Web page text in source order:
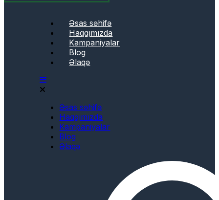
Əsas səhifə
Haqqımızda
Kampaniyalar
Blog
Əlaqə
Əsas səhifə
Haqqımızda
Kampaniyalar
Blog
Əlaqə